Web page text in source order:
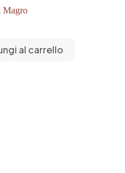
Magro
al carrello